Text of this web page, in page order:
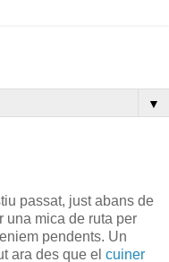
▼
passat, just abans de
una mica de ruta per
pendents. Un
ara des que el cuiner